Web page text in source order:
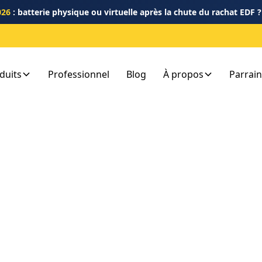
: batterie physique ou virtuelle après la chute du rachat EDF ?
Professionnel Blog À propos